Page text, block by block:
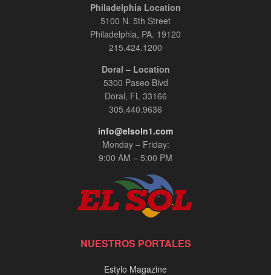
Philadelphia Location
5100 N. 5th Street
Philadelphia, PA. 19120
215.424.1200
Doral – Location
5300 Paseo Blvd
Doral, FL 33166
305.440.9636
info@elsoln1.com
Monday – Friday:
9:00 AM – 5:00 PM
NUESTROS PORTALES
Estylo Magazine